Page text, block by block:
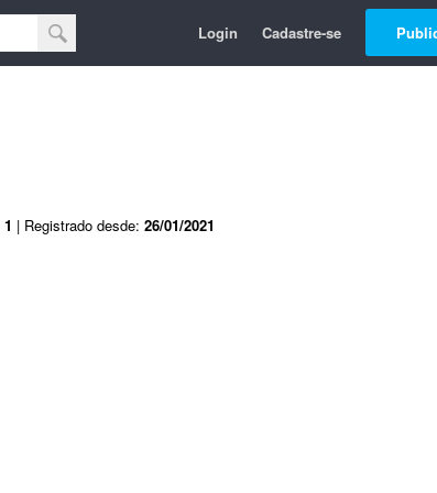
Login Cadastre-se
1 | Registrado desde: 26/01/2021